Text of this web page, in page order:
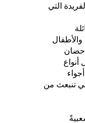
التي
والأطفال
أحضان
أنواع
تنبعث من